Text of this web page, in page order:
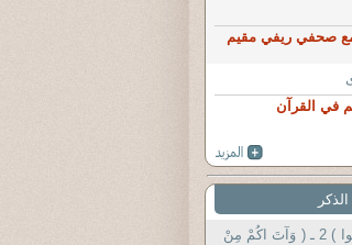
صحفي ريفي مقيم
في القرآن
: 1 ـ ما معنى ( عتوا ) 2 ـ ( وَآتَ اكُمْ مِنْ